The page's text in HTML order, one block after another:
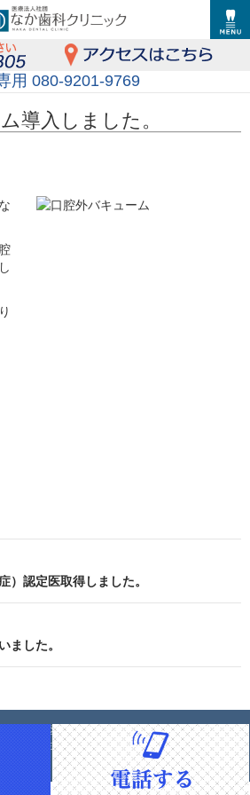
用 080-9201-9769
導入しました。
）認定医取得しました。
ました。
ク | 練馬区の歯科・歯医者 | 練馬区高野台にある
馬区で生活する皆様のお口の健康維持のお役に
ます。